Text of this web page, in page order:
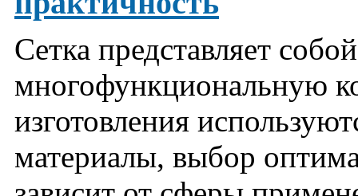
Сетка представляет
многофункциональную
изготовления
материалы, выбор